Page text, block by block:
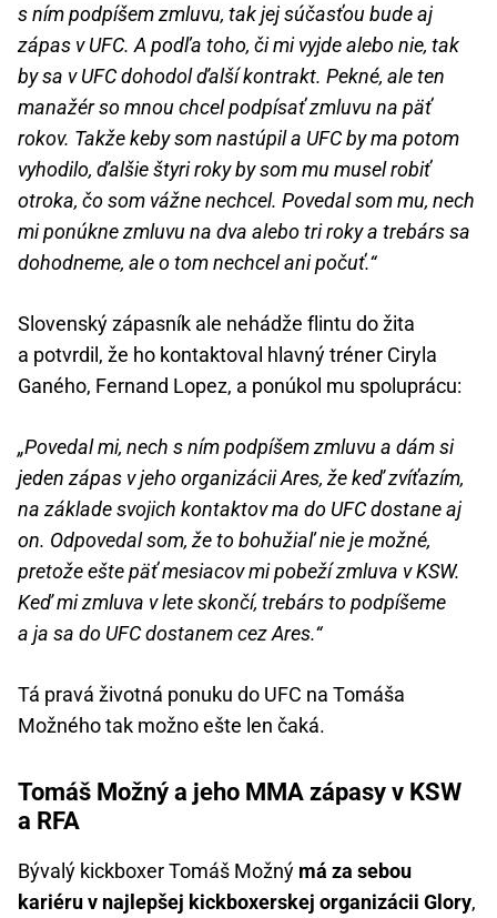
s ním podpíšem zmluvu, tak jej súčasťou bude aj
zápas v UFC. A podľa toho, či mi vyjde alebo nie, tak
by sa v UFC dohodol ďalší kontrakt. Pekné, ale ten
manažér so mnou chcel podpísať zmluvu na päť
rokov. Takže keby som nastúpil a UFC by ma potom
vyhodilo, ďalšie štyri roky by som mu musel robiť
otroka, čo som vážne nechcel. Povedal som mu, nech
mi ponúkne zmluvu na dva alebo tri roky a trebárs sa
dohodneme, ale o tom nechcel ani počuť.“
Slovenský zápasník ale nehádže flintu do žita
a potvrdil, že ho kontaktoval hlavný tréner Ciryla
Ganého, Fernand Lopez, a ponúkol mu spoluprácu:
„Povedal mi, nech s ním podpíšem zmluvu a dám si
jeden zápas v jeho organizácii Ares, že keď zvíťazím,
na základe svojich kontaktov ma do UFC dostane aj
on. Odpovedal som, že to bohužiaľ nie je možné,
pretože ešte päť mesiacov mi pobeží zmluva v KSW.
Keď mi zmluva v lete skončí, trebárs to podpíšeme
a ja sa do UFC dostanem cez Ares.“
Tá pravá životná ponuku do UFC na Tomáša
Možného tak možno ešte len čaká.
Tomáš Možný a jeho MMA zápasy v KSW
a RFA
Bývalý kickboxer Tomáš Možný má za sebou
kariéru v najlepšej kickboxerskej organizácii Glory,